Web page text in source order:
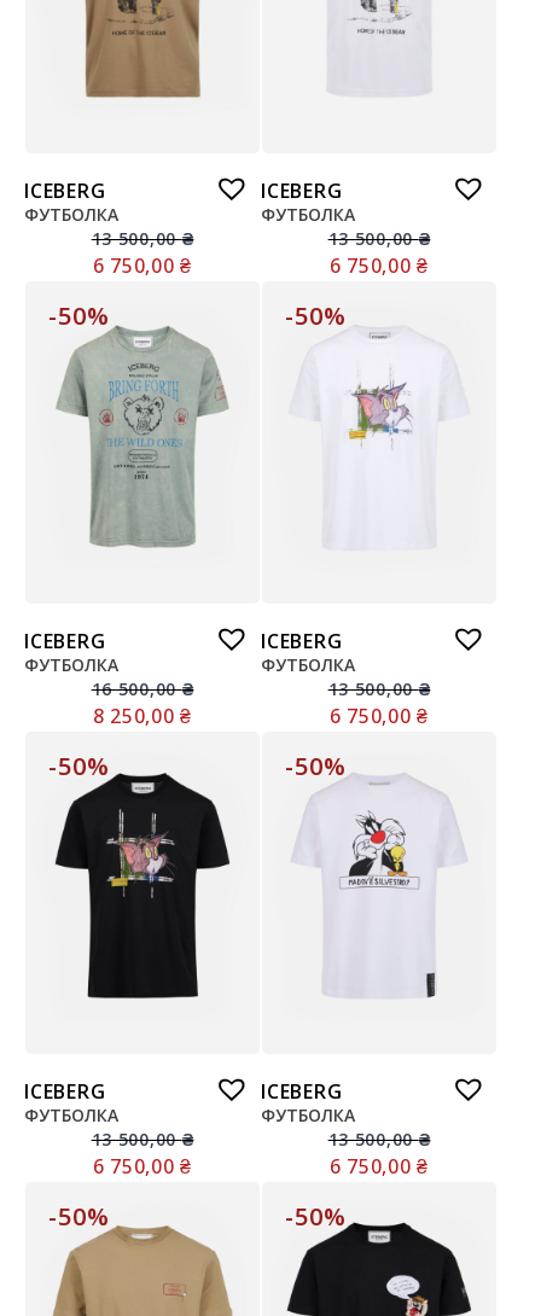
ICEBERG
ФУТБОЛКА
13 500,00₴
6 750,00₴
ICEBERG
ФУТБОЛКА
13 500,00₴
6 750,00₴
-50%
ICEBERG
ФУТБОЛКА
16 500,00₴
8 250,00₴
-50%
ICEBERG
ФУТБОЛКА
13 500,00₴
6 750,00₴
-50%
ICEBERG
ФУТБОЛКА
13 500,00₴
6 750,00₴
-50%
ICEBERG
ФУТБОЛКА
13 500,00₴
6 750,00₴
-50% -50%